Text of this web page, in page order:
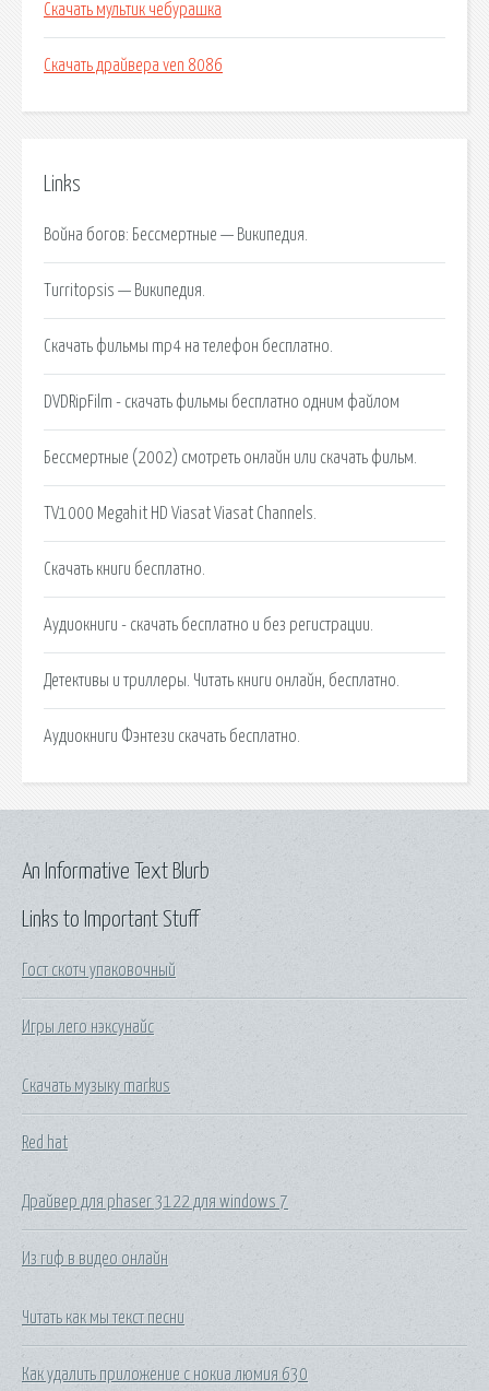
Скачать мультик чебурашка
Скачать драйвера ven 8086
Links
Война богов: Бессмертные — Википедия.
Turritopsis — Википедия.
Скачать фильмы mp4 на телефон бесплатно.
DVDRipFilm - скачать фильмы бесплатно одним файлом
Бессмертные (2002) смотреть онлайн или скачать фильм.
TV1000 Megahit HD Viasat Viasat Channels.
Скачать книги бесплатно.
Аудиокниги - скачать бесплатно и без регистрации.
Детективы и триллеры. Читать книги онлайн, бесплатно.
Аудиокниги Фэнтези скачать бесплатно.
Links to Important Stuff
Гост скотч упаковочный
Игры лего нэксунайс
Скачать музыку markus
Red hat
Драйвер для phaser 3122 для windows 7
Из гиф в видео онлайн
Читать как мы текст песни
Как удалить приложение с нокиа люмия 630
An Informative Text Blurb